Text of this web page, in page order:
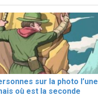
sur la photo l’une
où est la seconde